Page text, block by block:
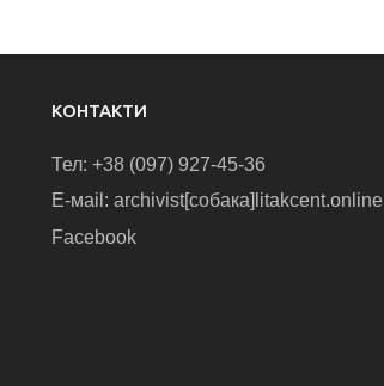
КОНТАКТИ
Тел: +38 (097) 927-45-36
E-маіl: archivist[собака]litakcent.online
Facebook